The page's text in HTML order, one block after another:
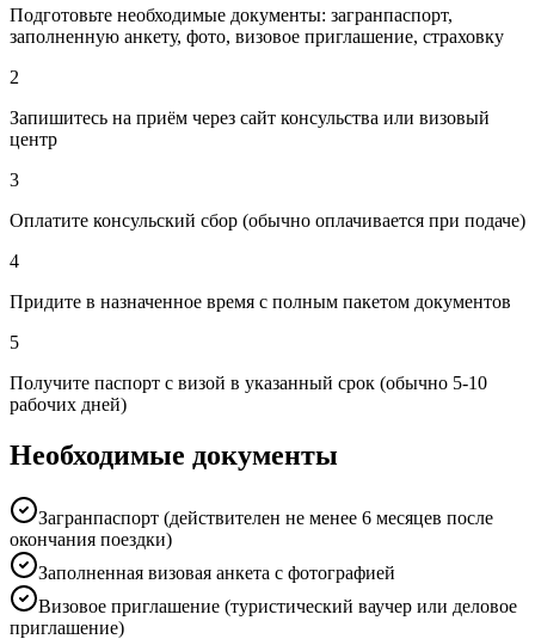
Подготовьте необходимые документы: загранпаспорт,
заполненную анкету, фото, визовое приглашение, страховку
2
Запишитесь на приём через сайт консульства или визовый
центр
3
Оплатите консульский сбор (обычно оплачивается при подаче)
4
Придите в назначенное время с полным пакетом документов
5
Получите паспорт с визой в указанный срок (обычно 5-10
рабочих дней)
Необходимые документы
Загранпаспорт (действителен не менее 6 месяцев после
окончания поездки)
Заполненная визовая анкета с фотографией
Визовое приглашение (туристический ваучер или деловое
приглашение)